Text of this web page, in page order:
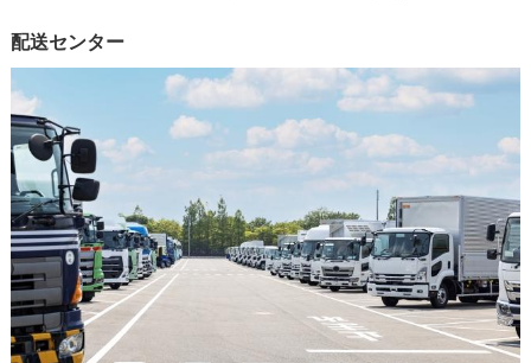
配送センター